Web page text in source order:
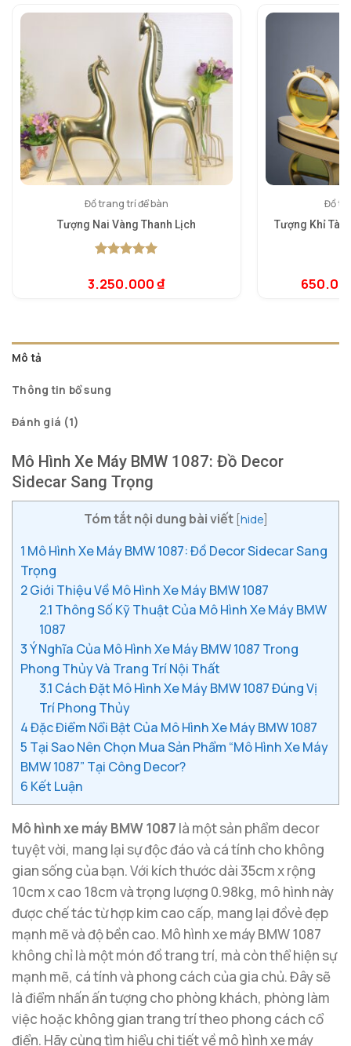
Đồ trang trí để bàn
Tượng Nai Vàng Thanh Lịch
dựa trên
đánh giá
3.250.000₫
Đồ
Tượng Khỉ Tài
Mô tả
Thông tin bổ sung
Đánh giá (1)
Mô Hình Xe Máy BMW 1087: Đồ Decor
Sidecar Sang Trọng
Tóm tắt nội dung bài viết [hide]
1 Mô Hình Xe Máy BMW 1087: Đồ Decor Sidecar Sang
Trọng
2Giới Thiệu Về Mô Hình Xe Máy BMW 1087
2.1 Thông Số Kỹ Thuật Của Mô Hình Xe Máy BMW
1087
3Ý Nghĩa Của Mô Hình Xe Máy BMW 1087 Trong
Phong Thủy Và Trang Trí Nội Thất
3.1 Cách Đặt Mô Hình Xe Máy BMW 1087 Đúng Vị
Trí Phong Thủy
4Đặc Điểm Nổi Bật Của Mô Hình Xe Máy BMW 1087
5 Tại Sao Nên Chọn Mua Sản Phẩm “Mô Hình Xe Máy
BMW 1087” Tại Công Decor?
6 Kết Luận
Mô hình xe máy BMW 1087 là một sản phẩm decor
tuyệt vời, mang lại sự độc đáo và cá tính cho không
gian sống của bạn. Với kích thước dài 35cm x rộng
10cm x cao 18cm và trọng lượng 0.98kg, mô hình này
được chế tác từ hợp kim cao cấp, mang lại đồvẻ đẹp
mạnh mẽ và độ bền cao. Mô hình xe máy BMW 1087
không chỉ là một món đồ trang trí, mà còn thể hiện sự
mạnh mẽ, cá tính và phong cách của gia chủ. Đây sẽ
là điểm nhấn ấn tượng cho phòng khách, phòng làm
việc hoặc không gian trang trí theo phong cách cổ
điển. Hãy cùng tìm hiểu chi tiết về mô hình xe máy